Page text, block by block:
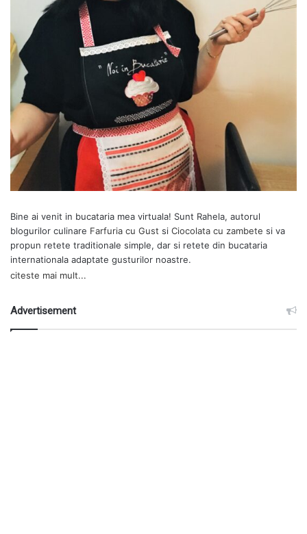
Bine ai venit in bucataria mea virtuala! Sunt Rahela, autorul
blogurilor culinare Farfuria cu Gust si Ciocolata cu zambete si va
propun retete traditionale simple, dar si retete din bucataria
internationala adaptate gusturilor noastre.
citeste mai mult...
Advertisement